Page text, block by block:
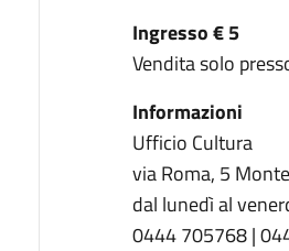
Ingresso € 5
Vendita solo
Informazioni
Ufficio Cultura
via Roma, 5
dal lunedì al
0444 705768 |